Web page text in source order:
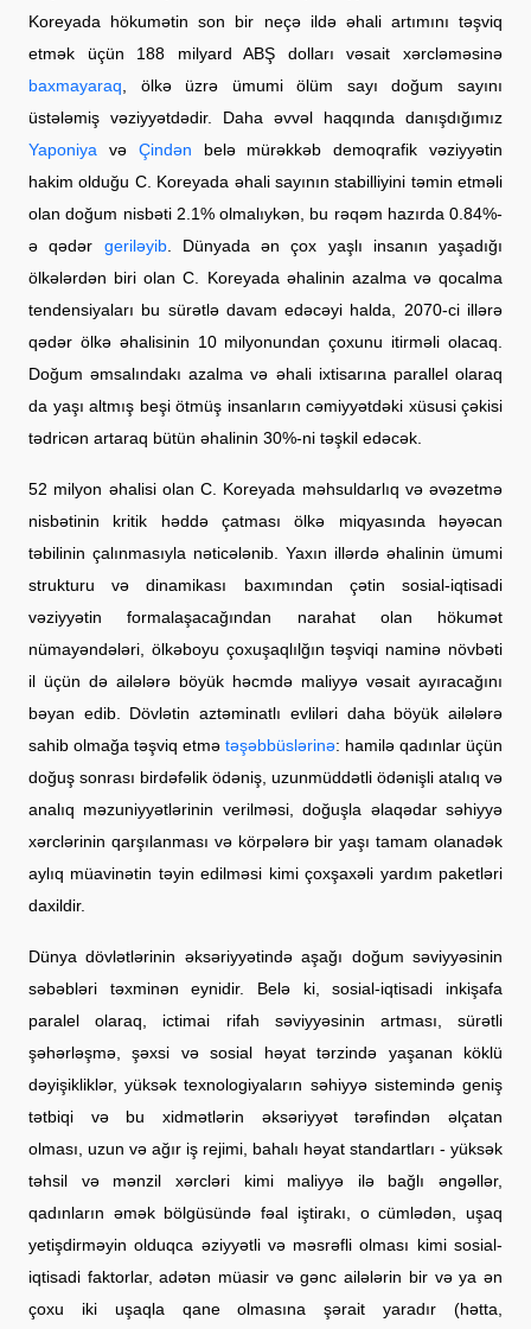
Koreyada hökumətin son bir neçə ildə əhali artımını təşviq
etmək üçün 188 milyard ABŞ dolları vəsait xərcləməsinə
baxmayaraq , ölkə üzrə ümumi ölüm sayı doğum sayını
üstələmiş vəziyyətdədir. Daha əvvəl haqqında danışdığımız
Yaponiya və Çindən belə mürəkkəb demoqrafik vəziyyətin
hakim olduğu C. Koreyada əhali sayının stabilliyini təmin etməli
olan doğum nisbəti 2.1% olmalıykən, bu rəqəm hazırda 0.84%-
ə qədər geriləyib. Dünyada ən çox yaşlı insanın yaşadığı
ölkələrdən biri olan C. Koreyada əhalinin azalma və qocalma
tendensiyaları bu sürətlə davam edəcəyi halda, 2070-ci illərə
qədər ölkə əhalisinin 10 milyonundan çoxunu itirməli olacaq.
Doğum əmsalındakı azalma və əhali ixtisarına parallel olaraq
da yaşı altmış beşi ötmüş insanların cəmiyyətdəki xüsusi çəkisi
tədricən artaraq bütün əhalinin 30%-ni təşkil edəcək.
52 milyon əhalisi olan C. Koreyada məhsuldarlıq və əvəzetmə
nisbətinin kritik həddə çatması ölkə miqyasında həyəcan
təbilinin çalınmasıyla nəticələnib. Yaxın illərdə əhalinin ümumi
strukturu və dinamikası baxımından çətin sosial-iqtisadi
vəziyyətin formalaşacağından narahat olan hökumət
nümayəndələri, ölkəboyu çoxuşaqlılğın təşviqi naminə növbəti
il üçün də ailələrə böyük həcmdə maliyyə vəsait ayıracağını
bəyan edib. Dövlətin aztəminatlı evliləri daha böyük ailələrə
sahib olmağa təşviq etmə təşəbbüslərinə: hamilə qadınlar üçün
doğuş sonrası birdəfəlik ödəniş, uzunmüddətli ödənişli atalıq və
analıq məzuniyyətlərinin verilməsi, doğuşla əlaqədar səhiyyə
xərclərinin qarşılanması və körpələrə bir yaşı tamam olanadək
aylıq müavinətin təyin edilməsi kimi çoxşaxəli yardım paketləri
daxildir.
Dünya dövlətlərinin əksəriyyətində aşağı doğum səviyyəsinin
səbəbləri təxminən eynidir. Belə ki, sosial-iqtisadi inkişafa
paralel olaraq, ictimai rifah səviyyəsinin artması, sürətli
şəhərləşmə, şəxsi və sosial həyat tərzində yaşanan köklü
dəyişikliklər, yüksək texnologiyaların səhiyyə sistemində geniş
tətbiqi və bu xidmətlərin əksəriyyət tərəfindən əlçatan
olması, uzun və ağır iş rejimi, bahalı həyat standartları - yüksək
təhsil və mənzil xərcləri kimi maliyyə ilə bağlı əngəllər,
qadınların əmək bölgüsündə fəal iştirakı, o cümlədən, uşaq
yetişdirməyin olduqca əziyyətli və məsrəfli olması kimi sosial-
iqtisadi faktorlar, adətən müasir və gənc ailələrin bir və ya ən
çoxu iki uşaqla qane olmasına şərait yaradır (hətta,